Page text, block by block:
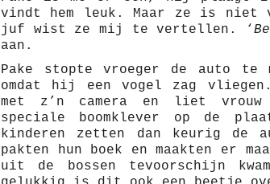
vindt hem leuk. Maar ze is niet
juf wist ze mij te vertellen. ‘
aan.
Pake stopte vroeger de auto te
omdat hij een vogel zag
met z’n camera en liet
speciale boomklever op de
kinderen zetten dan keurig de
pakten hun boek en maakten er
uit de bossen tevoorschijn